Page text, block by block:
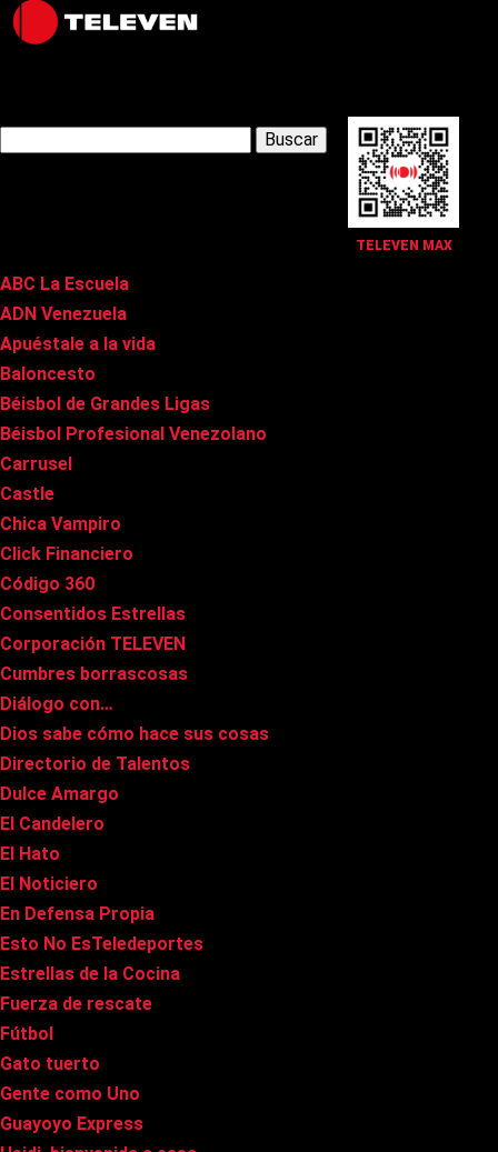
TELEVEN MAX
Latest Posts
ABC La Escuela
ADN Venezuela
Apuéstale a la vida
Baloncesto
Béisbol de Grandes Ligas
Béisbol Profesional Venezolano
Carrusel
Castle
Chica Vampiro
Click Financiero
Código 360
Consentidos Estrellas
Corporación TELEVEN
Cumbres borrascosas
Diálogo con…
Dios sabe cómo hace sus cosas
Directorio de Talentos
Dulce Amargo
El Candelero
El Hato
El Noticiero
En Defensa Propia
Esto No EsTeledeportes
Estrellas de la Cocina
Fuerza de rescate
Fútbol
Gato tuerto
Gente como Uno
Guayoyo Express